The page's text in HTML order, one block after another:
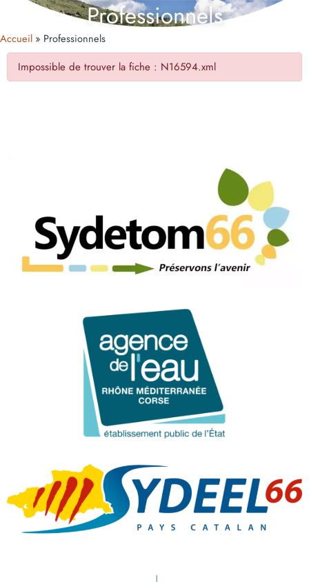
Professionnels
Accueil Professionnels
Impossible de trouver la fiche : N16594.xml